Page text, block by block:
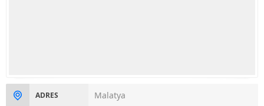
ADRES Malatya